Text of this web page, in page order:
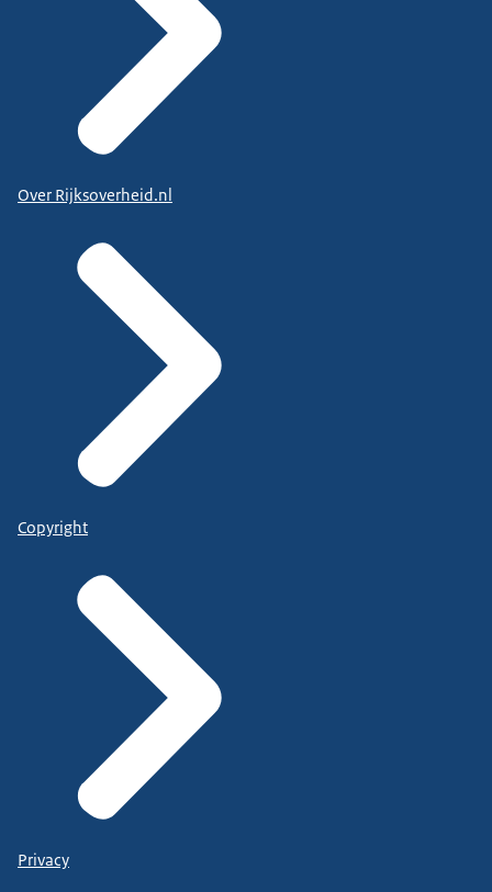
Over Rijksoverheid.nl
Copyright
Privacy